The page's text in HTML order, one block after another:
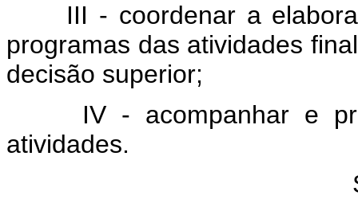
III - coordenar a
programas das atividades
decisão superior;
IV - acompanhar e
atividades.